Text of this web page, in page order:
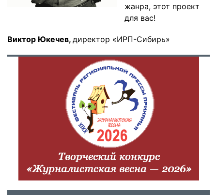
жанра, этот проект
для вас!
Виктор Юкечев, директор «ИРП-Сибирь»